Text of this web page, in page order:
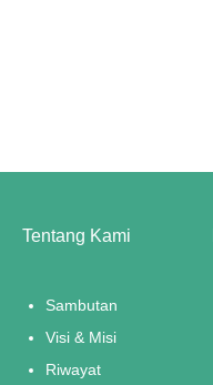
Tentang Kami
Sambutan
Visi & Misi
Riwayat